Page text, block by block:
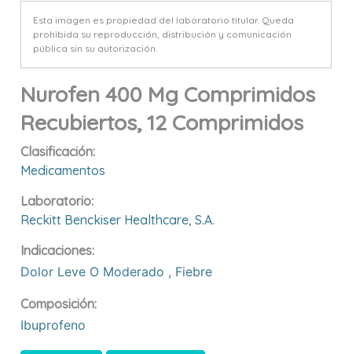
Esta imagen es propiedad del laboratorio titular. Queda
prohibida su reproducción, distribución y comunicación
pública sin su autorización.
Nurofen 400 Mg Comprimidos
Recubiertos, 12 Comprimidos
Clasificación:
Medicamentos
Laboratorio:
Reckitt Benckiser Healthcare, S.a.
Indicaciones:
Dolor Leve O Moderado , Fiebre
Composición:
Ibuprofeno